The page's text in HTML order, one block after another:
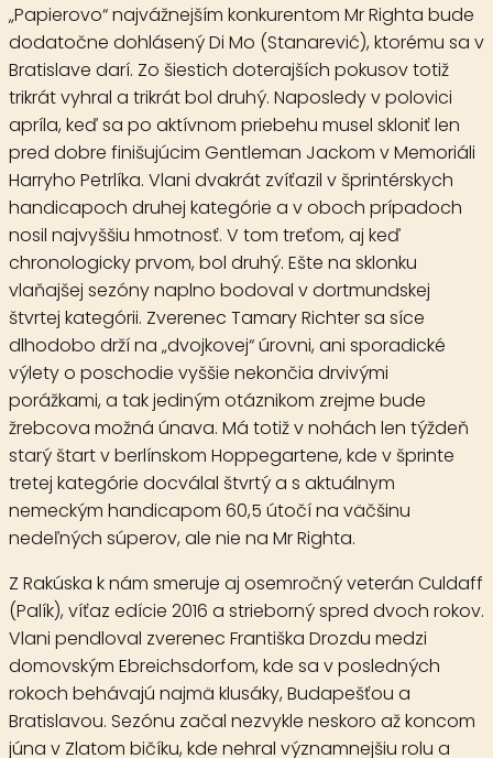
„Papierovo“ najvážnejším konkurentom Mr Righta bude
dodatočne dohlásenýDi Mo (Stanarević), ktorému sa v
Bratislave darí. Zo šiestich doterajších pokusov totiž
trikrát vyhral a trikrát bol druhý. Naposledy v polovici
apríla, keď sa po aktívnom priebehu musel skloniť len
pred dobre finišujúcim Gentleman Jackom v Memoriáli
Harryho Petrlíka. Vlani dvakrát zvíťazil v šprintérskych
handicapoch druhej kategórie a v oboch prípadoch
nosil najvyššiu hmotnosť. V tom treťom, aj keď
chronologicky prvom, bol druhý. Ešte na sklonku
vlaňajšej sezóny naplno bodoval v dortmundskej
štvrtej kategórii. Zverenec Tamary Richter sa síce
dlhodobo drží na „dvojkovej“ úrovni, ani sporadické
výlety o poschodie vyššie nekončia drvivými
porážkami, a tak jediným otáznikom zrejme bude
žrebcova možná únava. Má totiž v nohách len týždeň
starý štart v berlínskom Hoppegartene, kde v šprinte
tretej kategórie docválal štvrtý a s aktuálnym
nemeckým handicapom 60,5 útočí na väčšinu
nedeľných súperov, ale nie na Mr Righta.
Z Rakúska k nám smeruje aj osemročný veterán Culdaff
(Palík), víťaz edície 2016 a strieborný spred dvoch rokov.
Vlani pendloval zverenec Františka Drozdu medzi
domovským Ebreichsdorfom, kde sa v posledných
rokoch behávajú najmä klusáky, Budapešťou a
Bratislavou. Sezónu začal nezvykle neskoro až koncom
júna v Zlatom bičíku, kde nehral významnejšiu rolu a